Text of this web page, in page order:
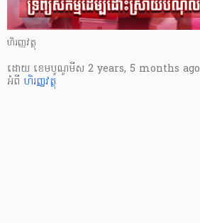
ហិរញ្ញវត្ថុ
ដោយ ​ ខេមបូណូមីស 2 years, 5 months ago
អំពី ហិរញ្ញវត្ថុ